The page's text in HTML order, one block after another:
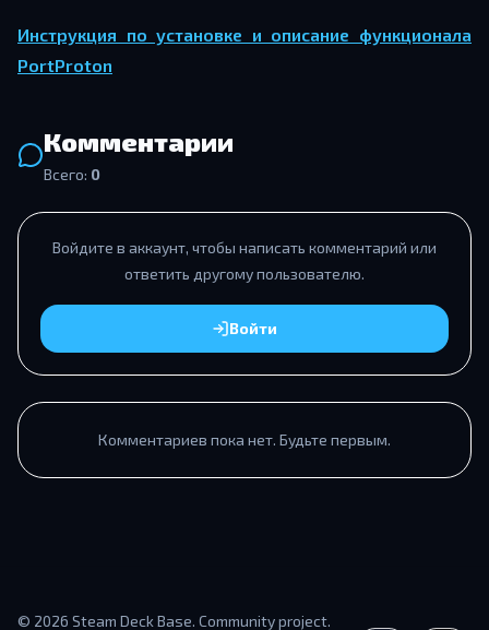
Ин­струк­ция по уста­нов­ке и опи­са­ние функ­ци­о­на­ла
PortProton
Комментарии
Всего: 0
Войдите в аккаунт, чтобы написать комментарий или
ответить другому пользователю.
Войти
Комментариев пока нет. Будьте первым.
© 2026 Steam Deck Base. Community project.